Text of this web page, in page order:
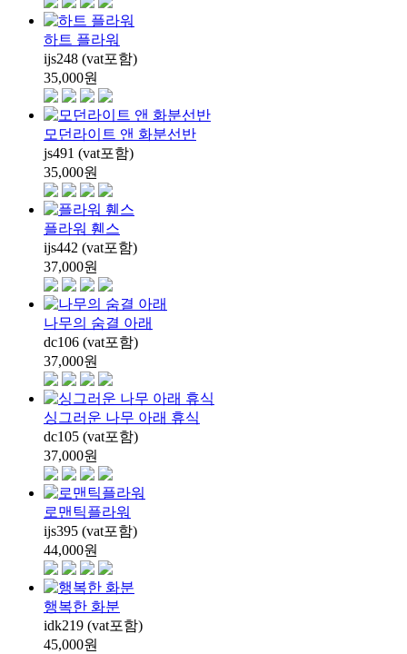
하트 플라워
ijs248 (vat포함)
35,000원
모던라이트 앤 화분선반
js491 (vat포함)
35,000원
플라워 휀스
ijs442 (vat포함)
37,000원
나무의 숨결 아래
dc106 (vat포함)
37,000원
싱그러운 나무 아래 휴식
dc105 (vat포함)
37,000원
로맨틱플라워
ijs395 (vat포함)
44,000원
행복한 화분
idk219 (vat포함)
45,000원